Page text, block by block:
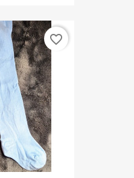
favorite_border